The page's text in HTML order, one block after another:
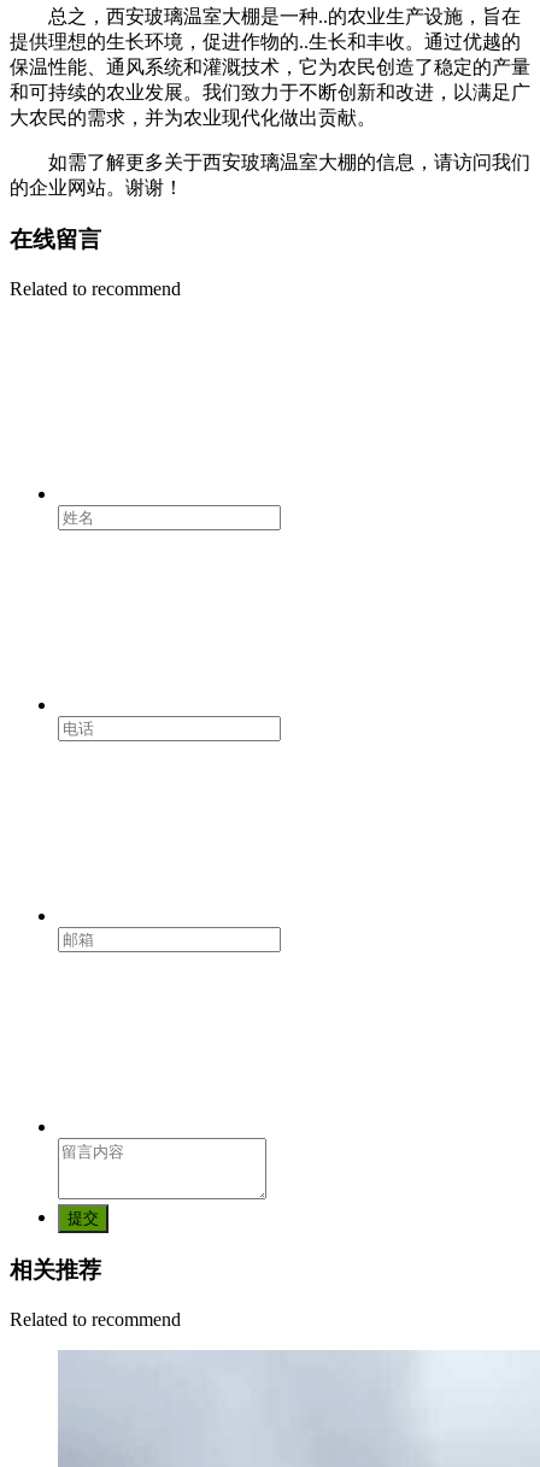
总之，西安玻璃温室大棚是一种..的农业生产设施，旨在
提供理想的生长环境，促进作物的..生长和丰收。通过优越的
保温性能、通风系统和灌溉技术，它为农民创造了稳定的产量
和可持续的农业发展。我们致力于不断创新和改进，以满足广
大农民的需求，并为农业现代化做出贡献。
如需了解更多关于西安玻璃温室大棚的信息，请访问我们
的企业网站。谢谢！
在线留言
Related to recommend
提交
相关推荐
Related to recommend